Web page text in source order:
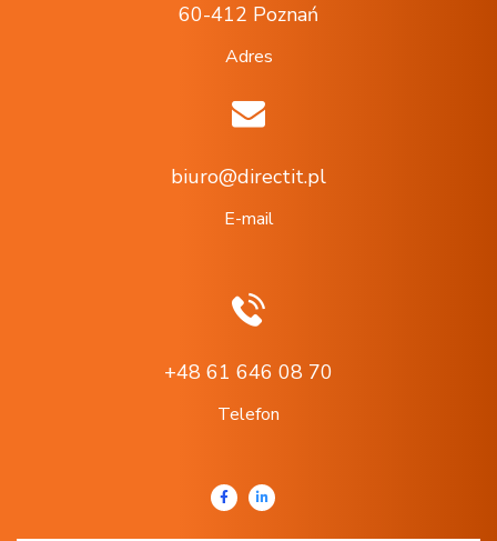
60-412 Poznań
Adres
biuro@directit.pl
E-mail
+48 61 646 08 70
Telefon